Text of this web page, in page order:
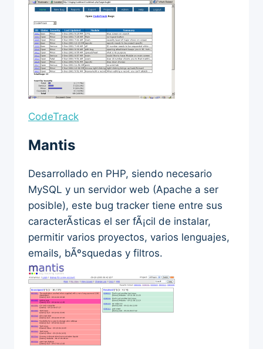
CodeTrack
Mantis
Desarrollado en PHP, siendo necesario
MySQL y un servidor web (Apache a ser
posible), este bug tracker tiene entre sus
caracterÃ­sticas el ser fÃ¡cil de instalar,
permitir varios proyectos, varios lenguajes,
emails, bÃºsquedas y filtros.